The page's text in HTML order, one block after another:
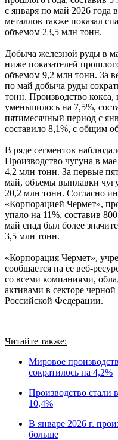
с января по май 2026 года
металлов также показал
объемом 23,5 млн тонн.
Добыча железной руды в
ниже показателей
объемом 9,2 млн тонн. За
по май добыча руды
тонн. Производство кокса,
уменьшилось на 7,5%,
пятимесячный период с
составило 8,1%, с общим
В ряде сегментов
Производство чугуна в
4,2 млн тонн. За первые
май, объемы выплавки
20,2 млн тонн. Согласно
«Корпорацией Чермет»,
упало на 11%, составив
май спад был более
3,5 млн тонн.
«Корпорация Чермет»,
сообщается на ее веб-
со всеми компаниями,
активами в секторе
Российской Федерации.
Читайте также:
Мировое
сократилось на 4,2%
Производство стали
10,4%
В январе 2026 г.
больше